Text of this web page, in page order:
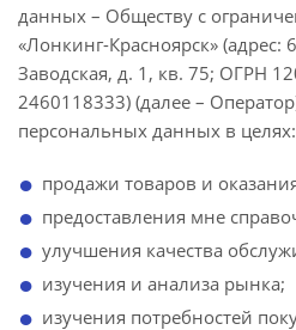
данных – Обществу с
«Лонкинг-Красноярск» (адрес:
Заводская, д. 1, кв. 75; ОГРН
2460118333) (далее –
персональных данных в целях:
продажи товаров и
предоставления мне
улучшения качества
изучения и анализа рынка;
изучения потребностей